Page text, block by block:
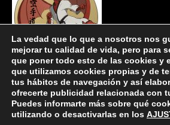
La vedad que lo que a nosotros nos
mejorar tu calidad de vida, pero para
que poner todo esto de las cookies y
que utilizamos cookies propias y de
tus hábitos de navegación y así
ofrecerte publicidad relacionada con
Puedes informarte más sobre qué
utilizando o desactivarlas en los